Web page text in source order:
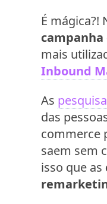
É mágica?!
mais
Inbound
As
das
commerce
saem sem
isso que as